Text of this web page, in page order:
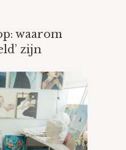
waarom
zijn